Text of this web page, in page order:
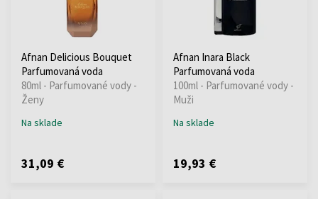
Afnan Delicious Bouquet
Parfumovaná voda
80ml - Parfumované vody -
Ženy
Na sklade
31,09 €
Afnan Inara Black
Parfumovaná voda
100ml - Parfumované vody -
Muži
Na sklade
19,93 €